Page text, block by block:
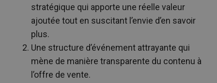
stratégique qui apporte une réelle valeur
ajoutée tout en suscitant l’envie d’en savoir
plus.
Une structure d’événement attrayante qui
mène de manière transparente du contenu à
l’offre de vente.